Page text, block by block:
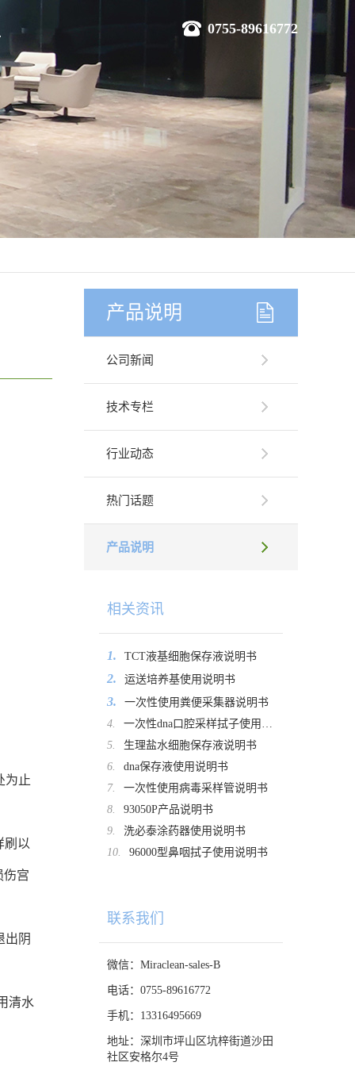
0755-89616772
为止
刷以
伤宫
出阴
清水
产品说明
公司新闻
技术专栏
行业动态
热门话题
产品说明
相关资讯
1. TCT液基细胞保存液说明书
2. 运送培养基使用说明书
3.
一次性使用粪便采集器说明书
4.
一次性dna口腔采样拭子使用说明书
5.
生理盐水细胞保存液说明书
6.
dna保存液使用说明书
7.
一次性使用病毒采样管说明书
8.
93050P产品说明书
9.
洗必泰涂药器使用说明书
10.
96000型鼻咽拭子使用说明书
联系我们
微信：Miraclean-sales-B
电话：0755-89616772
手机：13316495669
地址：深圳市坪山区坑梓街道沙田
社区安格尔4号